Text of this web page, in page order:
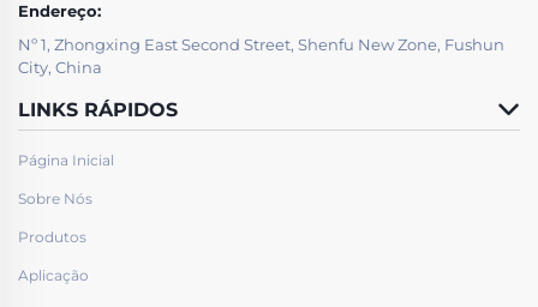
Endereço:
Nº 1, Zhongxing East Second Street, Shenfu New Zone, Fushun
City, China
LINKS RÁPIDOS
Página Inicial
Sobre Nós
Produtos
Aplicação